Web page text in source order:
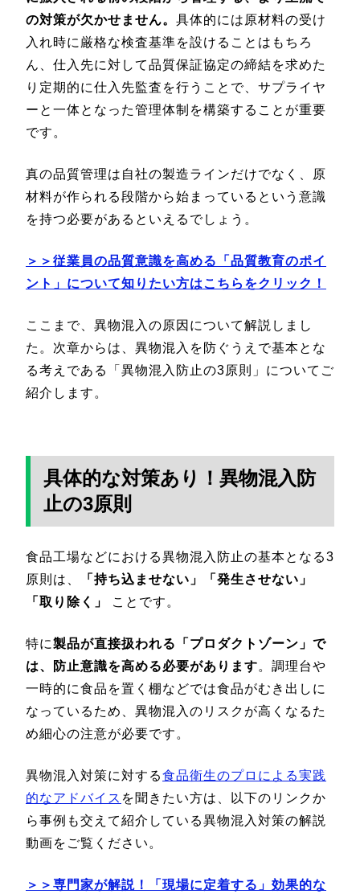
の対策が欠かせません。 具体的には原材料の受け
入れ時に厳格な検査基準を設けることはもちろ
ん、仕入先に対して品質保証協定の締結を求めた
り定期的に仕入先監査を行うことで、サプライヤ
ーと一体となった管理体制を構築することが重要
です。
真の品質管理は自社の製造ラインだけでなく、原
材料が作られる段階から始まっているという意識
を持つ必要があるといえるでしょう。
＞＞従業員の品質意識を高める「品質教育のポイ
ント」について知りたい方はこちらをクリック！
ここまで、異物混入の原因について解説しまし
た。次章からは、異物混入を防ぐうえで基本とな
る考えである「異物混入防止の3原則」についてご
紹介します。
具体的な対策あり！異物混入防
止の3原則
食品工場などにおける異物混入防止の基本となる3
原則は、
「持ち込ませない」「発生させない」
「取り除く」
ことです。
特に製品が直接扱われる「プロダクトゾーン」で
は、防止意識を高める必要があります。調理台や
一時的に食品を置く棚などでは食品がむき出しに
なっているため、異物混入のリスクが高くなるた
め細心の注意が必要です。
異物混入対策に対する食品衛生のプロによる実践
的なアドバイス を聞きたい方は、以下のリンクか
ら事例も交えて紹介している異物混入対策の解説
動画をご覧ください。
＞＞専門家が解説！「現場に定着する」効果的な